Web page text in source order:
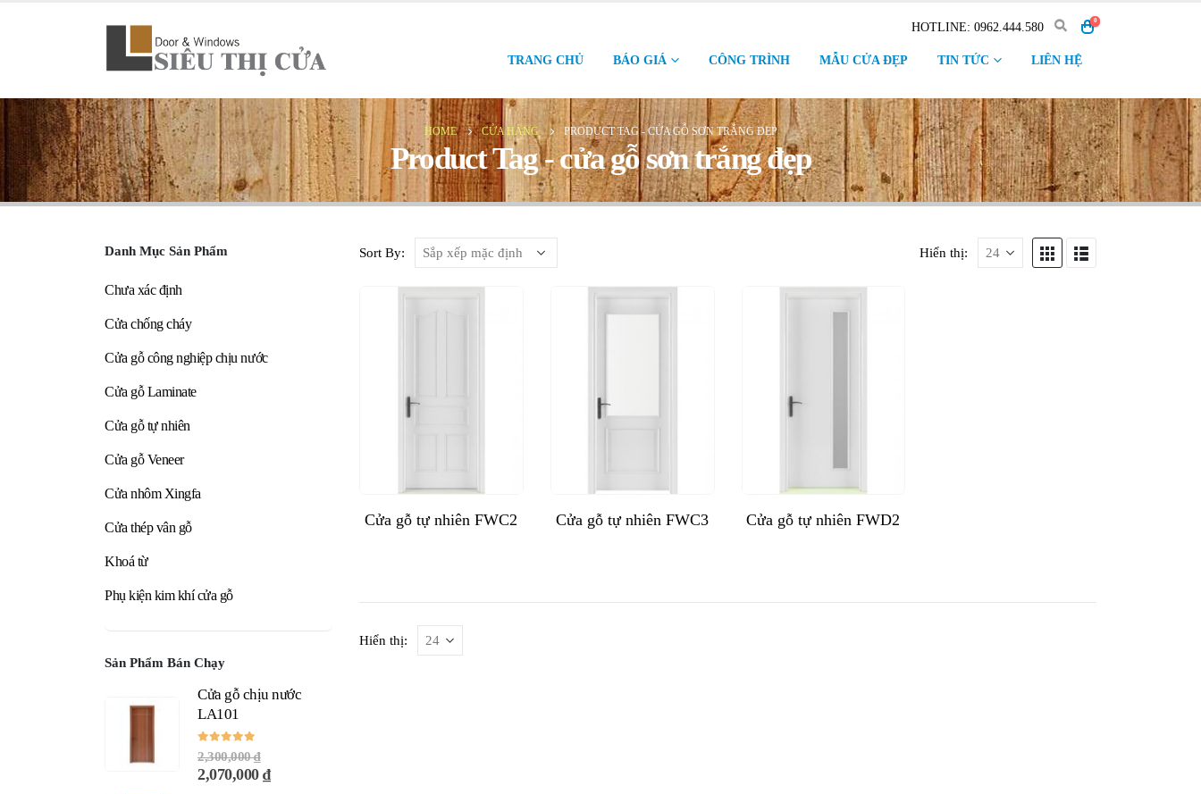
HOTLINE: 0962.444.580 0
TRANG CHỦ BÁO GIÁ CÔNG TRÌNH MẪU CỬA ĐẸP TIN TỨC LIÊN HỆ
HOME CỬA HÀNG PRODUCT TAG -CỬA GỖ SƠN TRẮNG ĐẸP
Product Tag - cửa gỗ sơn trắng đẹp
Sort By: Hiển thị:
Cửa gỗ tự nhiên FWC2 Cửa gỗ tự nhiên FWC3 Cửa gỗ tự nhiên FWD2
Hiển thị:
Danh Mục Sản Phẩm
Chưa xác định
Cửa chống cháy
Cửa gỗ công nghiệp chịu nước
Cửa gỗ Laminate
Cửa gỗ tự nhiên
Cửa gỗ Veneer
Cửa nhôm Xingfa
Cửa thép vân gỗ
Khoá từ
Phụ kiện kim khí cửa gỗ
Sản Phẩm Bán Chạy
Cửa gỗ chịu nước
LA101
0 out of 5
2,300,000₫
Giá
2,070,000₫Giá